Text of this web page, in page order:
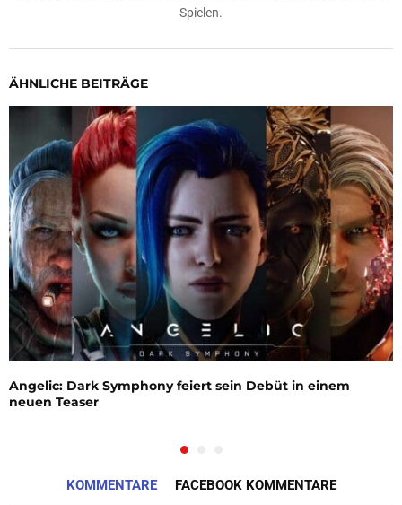
Spielen.
ÄHNLICHE BEITRÄGE
Angelic: Dark Symphony feiert sein Debüt in einem
neuen Teaser
KOMMENTARE FACEBOOK KOMMENTARE